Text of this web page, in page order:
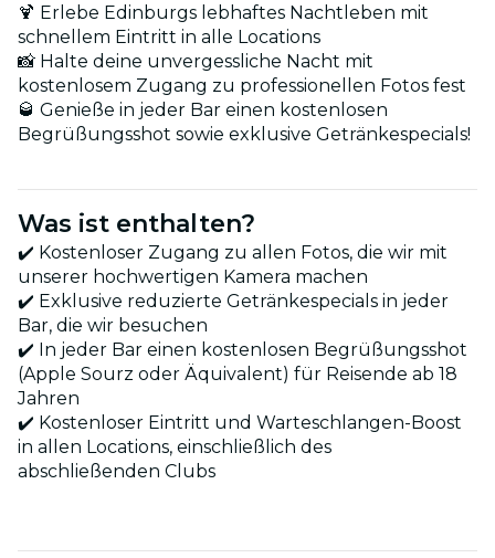
🍹 Erlebe Edinburgs lebhaftes Nachtleben mit
schnellem Eintritt in alle Locations
📸 Halte deine unvergessliche Nacht mit
kostenlosem Zugang zu professionellen Fotos fest
🥃 Genieße in jeder Bar einen kostenlosen
Begrüßungsshot sowie exklusive Getränkespecials!
Was ist enthalten?
✔️ Kostenloser Zugang zu allen Fotos, die wir mit
unserer hochwertigen Kamera machen
✔️ Exklusive reduzierte Getränkespecials in jeder
Bar, die wir besuchen
✔️ In jeder Bar einen kostenlosen Begrüßungsshot
(Apple Sourz oder Äquivalent) für Reisende ab 18
Jahren
✔️ Kostenloser Eintritt und Warteschlangen-Boost
in allen Locations, einschließlich des
abschließenden Clubs